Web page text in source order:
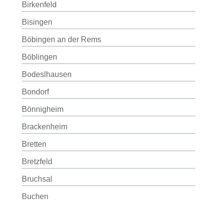
Birkenfeld
Bisingen
Böbingen an der Rems
Böblingen
Bodeslhausen
Bondorf
Bönnigheim
Brackenheim
Bretten
Bretzfeld
Bruchsal
Buchen